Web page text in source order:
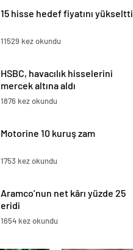
15 hisse hedef fiyatını yükseltti
11529 kez okundu
HSBC, havacılık hisselerini
mercek altına aldı
1876 kez okundu
Motorine 10 kuruş zam
1753 kez okundu
Aramco’nun net kârı yüzde 25
eridi
1654 kez okundu